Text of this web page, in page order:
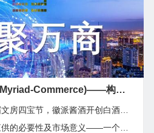
华聚万商 (Huaju Myriad-Commerce)——构建全球华人商业新生态
四宝节，徽派酱酒开创白酒新高地！
要性及市场意义——一个全新的经济增长点